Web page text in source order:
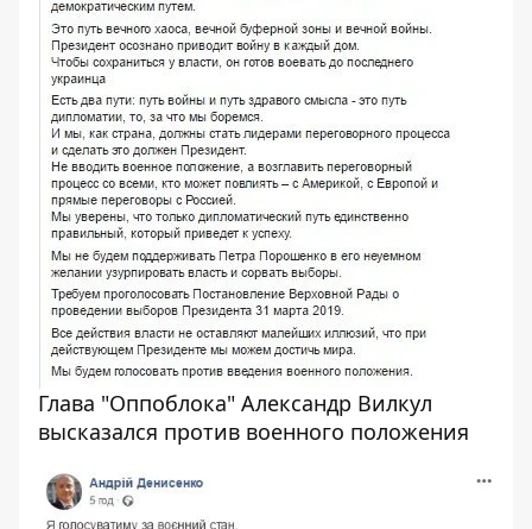
Глава "Оппоблока" Александр Вилкул
высказался против военного положения